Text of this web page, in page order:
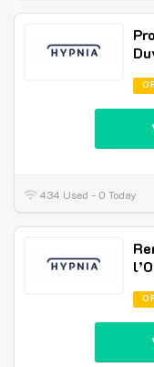
434 Used - 0 Today